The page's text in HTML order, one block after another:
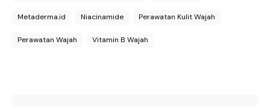
Metaderma.id Niacinamide Perawatan Kulit Wajah
Perawatan Wajah Vitamin B Wajah